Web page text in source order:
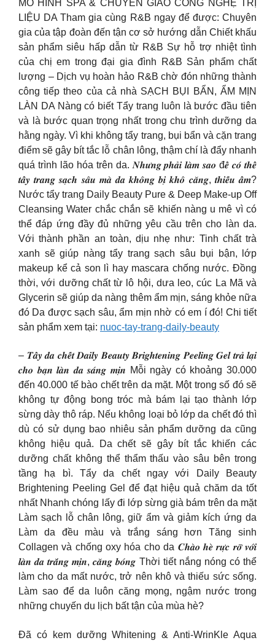
MÔ HÌNH SPA & CHUYỂN GIAO CÔNG NGHỆ TRỊ
LIỆU DA Tham gia cùng R&B ngay để được: Chuyên
gia của tập đoàn đến tận cơ sở hướng dẫn Chiết khấu
sản phẩm siêu hấp dẫn từ R&B Sự hỗ trợ nhiệt tình
của chị em trong đại gia đình R&B Sản phẩm chất
lượng – Dịch vụ hoàn hảo R&B chờ đón những thành
công tiếp theo của cả nhà SẠCH BỤI BẨN, ẨM MỊN
LÀN DA Nàng có biết Tẩy trang luôn là bước đầu tiên
và là bước quan trọng nhất trong chu trình dưỡng da
hằng ngày. Vì khi không tẩy trang, bụi bẩn và cặn trang
điểm sẽ gây bít tắc lỗ chân lông, thậm chí là đẩy nhanh
quá trình lão hóa trên da. 𝑵𝒉𝒖̛𝒏𝒈 𝒑𝒉𝒂̉𝒊 𝒍𝒂̀𝒎 𝒔𝒂𝒐 đ𝒆̂̉ 𝒄𝒐́ 𝒕𝒉𝒆̂̉
𝒕𝒂̂̉𝒚 𝒕𝒓𝒂𝒏𝒈 𝒔𝒂̣𝒄𝒉 𝒔𝒂̂𝒖 𝒎𝒂̀ 𝒅𝒂 𝒌𝒉𝒐̂𝒏𝒈 𝒃𝒊̣ 𝒌𝒉𝒐̂ 𝒄𝒂̆𝒏𝒈, 𝒕𝒉𝒊𝒆̂́𝒖 𝒂̂̉𝒎?
Nước tẩy trang Daily Beauty Pure & Deep Make-up Off
Cleansing Water chắc chắn sẽ khiến nàng u mê vì có
thể đáp ứng đầy đủ những yêu cầu trên cho làn da.
Với thành phần an toàn, dịu nhẹ như: Tinh chất trà
xanh sẽ giúp nàng tẩy trang sạch sâu bụi bận, lớp
makeup kể cả son lì hay mascara chống nước. Đồng
thời, với dưỡng chất từ lô hội, dưa leo, cúc La Mã và
Glycerin sẽ giúp da nàng thêm ẩm mịn, sáng khỏe nữa
đó Da được sạch sâu, ẩm mịn nhờ có em í đó! Chi tiết
sản phẩm xem tại: nuoc-tay-trang-daily-beauty
– 𝑻𝒂̂̉𝒚 𝒅𝒂 𝒄𝒉𝒆̂́𝒕 𝑫𝒂𝒊𝒍𝒚 𝑩𝒆𝒂𝒖𝒕𝒚 𝑩𝒓𝒊𝒈𝒉𝒕𝒆𝒏𝒊𝒏𝒈 𝑷𝒆𝒆𝒍𝒊𝒏𝒈 𝑮𝒆𝒍 𝒕𝒓𝒂̉ 𝒍𝒂̣𝒊
𝒄𝒉𝒐 𝒃𝒂̣𝒏 𝒍𝒂̀𝒏 𝒅𝒂 𝒔𝒂́𝒏𝒈 𝒎𝒊̣𝒏 Mỗi ngày có khoảng 30.000
đến 40.000 tế bào chết trên da mặt. Một trong số đó sẽ
không tự động bong tróc mà bám lại tạo thành lớp
sừng dày thô ráp. Nếu không loại bỏ lớp da chết đó thì
dù có sử dụng bao nhiêu sản phẩm dưỡng da cũng
không hiệu quả. Da chết sẽ gây bít tắc khiến các
dưỡng chất không thể thẩm thấu vào sâu bên trong
tầng hạ bì. Tẩy da chết ngay với Daily Beauty
Brightening Peeling Gel để đạt hiệu quả chăm da tốt
nhất Nhanh chóng lấy đi lớp sừng già bám trên da mặt
Làm sạch lỗ chân lông, giữ ẩm và giảm kích ứng da
Làm da đều màu và trắng sáng hơn Tăng sinh
Collagen và chống oxy hóa cho da 𝑪𝒉𝒂̀𝒐 𝒉𝒆̀ 𝒓𝒖̛̣𝒄 𝒓𝒐̛̃ 𝒗𝒐̛́𝒊
𝒍𝒂̀𝒏 𝒅𝒂 𝒕𝒓𝒂̆́𝒏𝒈 𝒎𝒊̣𝒏, 𝒄𝒂̆𝒏𝒈 𝒃𝒐́𝒏𝒈 Thời tiết nắng nóng có thể
làm cho da mất nước, trở nên khô và thiếu sức sống.
Làm sao để da luôn căng mọng, ngậm nước trong
những chuyến du lịch bất tận của mùa hè?
Đã có kem dưỡng Whitening & Anti-WrinKle Aqua